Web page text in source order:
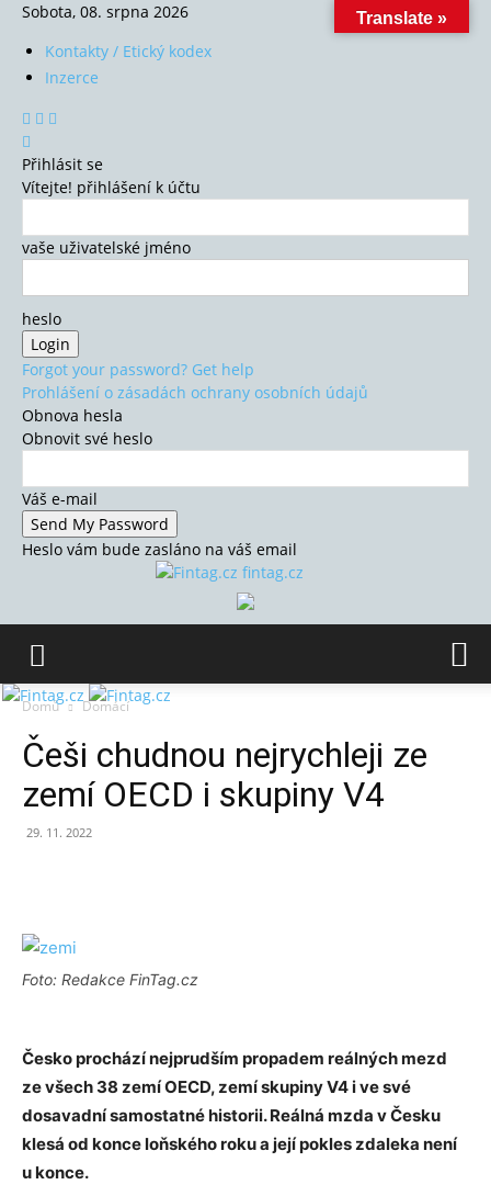
Sobota, 08. srpna 2026
Kontakty / Etický kodex
Inzerce
Přihlásit se
Vítejte! přihlášení k účtu
vaše uživatelské jméno
heslo
Forgot your password? Get help
Prohlášení o zásadách ochrany osobních údajů
Obnova hesla
Obnovit své heslo
Váš e-mail
Heslo vám bude zasláno na váš email
fintag.cz
Domů Domácí
Češi chudnou nejrychleji ze
zemí OECD i skupiny V4
29. 11. 2022
Foto: Redakce FinTag.cz
Česko prochází nejprudším propadem reálných mezd
ze všech 38 zemí OECD, zemí skupiny V4 i ve své
dosavadní samostatné historii. Reálná mzda v Česku
klesá od konce loňského roku a její pokles zdaleka není
u konce.
Translate »